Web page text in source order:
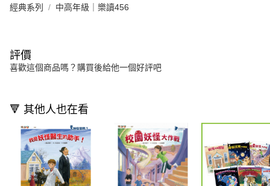
經典系列 中高年級｜樂讀456
評價
喜歡這個商品嗎？購買後給他一個好評吧
🔻 其他人也在看